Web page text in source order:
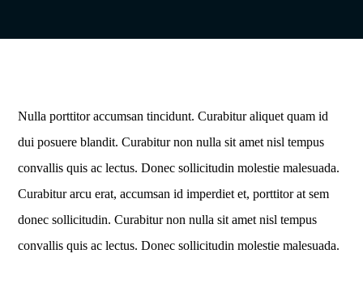
Nulla porttitor accumsan tincidunt. Curabitur aliquet quam id
dui posuere blandit. Curabitur non nulla sit amet nisl tempus
convallis quis ac lectus. Donec sollicitudin molestie malesuada.
Curabitur arcu erat, accumsan id imperdiet et, porttitor at sem
donec sollicitudin. Curabitur non nulla sit amet nisl tempus
convallis quis ac lectus. Donec sollicitudin molestie malesuada.